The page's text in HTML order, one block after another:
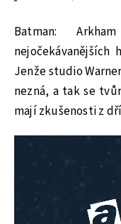
Batman:
Jenže studio
nezná, a tak se
mají zkušenosti z